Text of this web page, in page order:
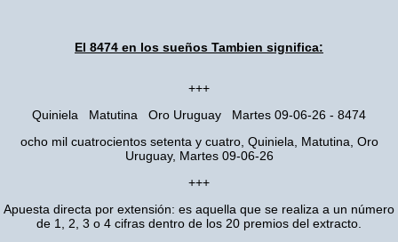
El 8474 en los sueños Tambien significa:
+++
Quiniela Matutina Oro Uruguay Martes 09-06-26 - 8474
ocho mil cuatrocientos setenta y cuatro, Quiniela, Matutina, Oro
Uruguay, Martes 09-06-26
+++
Apuesta directa por extensión: es aquella que se realiza a un número
de 1, 2, 3 o 4 cifras dentro de los 20 premios del extracto.